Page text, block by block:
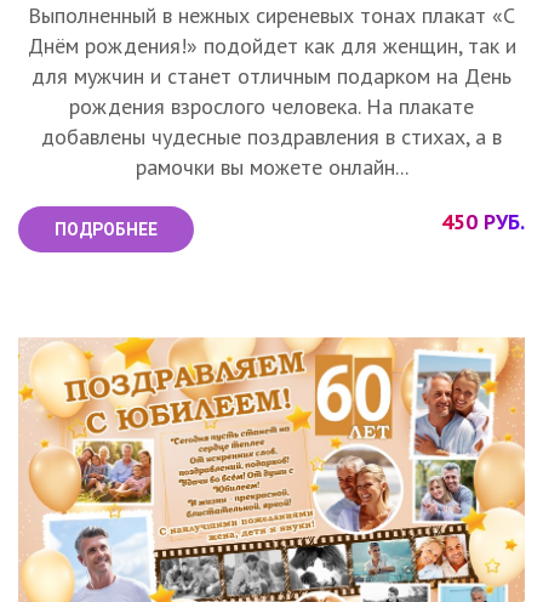
Выполненный в нежных сиреневых тонах плакат «С
Днём рождения!» подойдет как для женщин, так и
для мужчин и станет отличным подарком на День
рождения взрослого человека. На плакате
добавлены чудесные поздравления в стихах, а в
рамочки вы можете онлайн...
ПОДРОБНЕЕ 450 РУБ.